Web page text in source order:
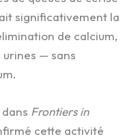
significativement la
de calcium,
urines — sans
Frontiers in
cette activité